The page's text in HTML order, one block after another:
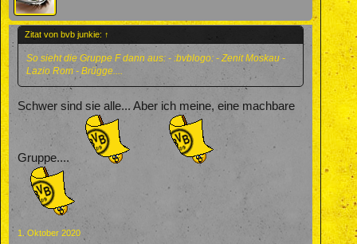
Zitat von bvb junkie: ↑
So sieht die Gruppe F dann aus: - :bvblogo: - Zenit Moskau -
Lazio Rom - Brügge....
Schwer sind sie alle... Aber ich meine, eine machbare
Gruppe....
1. Oktober 2020